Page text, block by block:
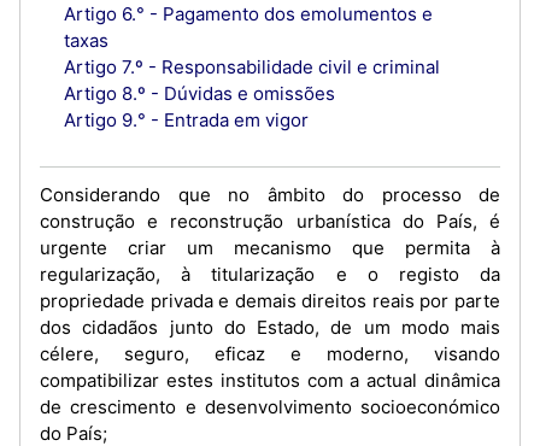
Artigo 6.° - Pagamento dos emolumentos e
taxas
Artigo 7.º - Responsabilidade civil e criminal
Artigo 8.º - Dúvidas e omissões
Artigo 9.° - Entrada em vigor
Considerando que no âmbito do processo de
construção e reconstrução urbanística do País, é
urgente criar um mecanismo que permita à
regularização, à titularização e o registo da
propriedade privada e demais direitos reais por parte
dos cidadãos junto do Estado, de um modo mais
célere, seguro, eficaz e moderno, visando
compatibilizar estes institutos com a actual dinâmica
de crescimento e desenvolvimento socioeconómico
do País;